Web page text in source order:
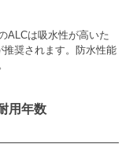
ALCは吸水性が高いた
奨されます。防水性能
用年数